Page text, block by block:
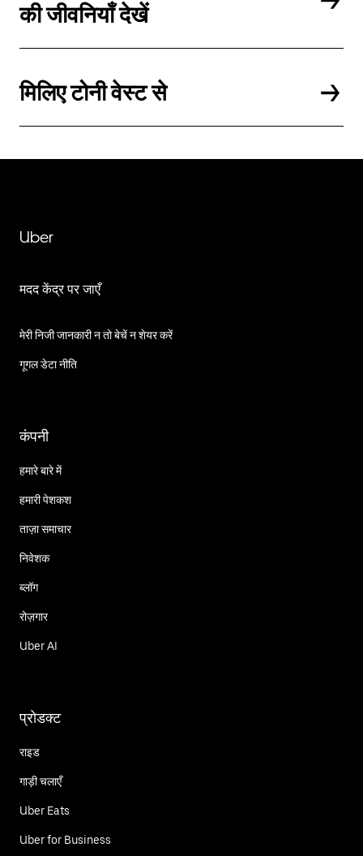
की जीवनियाँ देखें
मिलिए टोनी वेस्ट से
Uber
मदद केंद्र पर जाएँ
मेरी निजी जानकारी न तो बेचें न शेयर करें
गूगल डेटा नीति
कंपनी
हमारे बारे में
हमारी पेशकश
ताज़ा समाचार
निवेशक
ब्लॉग
रोज़गार
Uber AI
प्रोडक्ट
राइड
गाड़ी चलाएँ
Uber Eats
Uber for Business